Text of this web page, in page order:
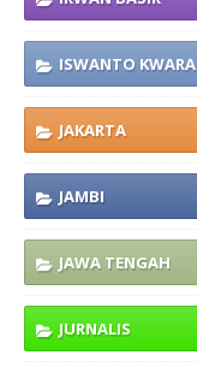
ISWANTO KWARA
JAKARTA
JAMBI
JAWA TENGAH
JURNALIS